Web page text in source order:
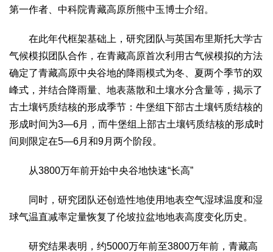
信息
地方动态 地方强音
在线期刊
2017 2016 2015 2018 2019
关于我们
杂志简介 杂志编委会 组织机构 联系我们 智慧中国动态
智慧城市
全景中国 智慧旅游 智慧教育 智慧医疗
智慧交通
成果展示
政策发布 视频播报 工程案例
康养智库
第一作者、中科院青藏高原所熊中玉博士介绍。
在此年代框架基础上，研究团队与英国布里斯托大学古
气候模拟团队合作，在青藏高原首次利用古气候模拟的方法
确定了青藏高原中央谷地的降雨模式为冬、夏两个季节的双
峰式，并结合降雨量、地表蒸散和土壤水分含量等，揭示了
古土壤钙质结核的形成季节：牛堡组下部古土壤钙质结核的
形成时间为3—6月，而牛堡组上部古土壤钙质结核的形成时
间则限定在5—6月和9月两个阶段。
从3800万年前开始中央谷地快速“长高”
同时，研究团队还创造性地使用地表空气湿球温度和湿
球气温直减率定量恢复了伦坡拉盆地地表高度变化历史。
研究结果表明，约5000万年前至3800万年前，青藏高